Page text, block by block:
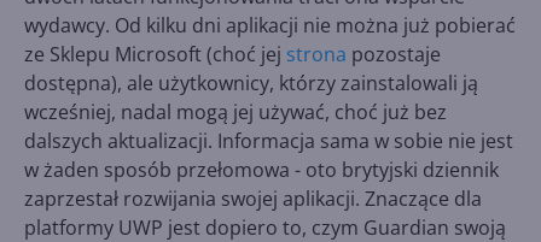
wydawcy. Od kilku dni aplikacji nie można już pobierać
ze Sklepu Microsoft (choć jej strona pozostaje
dostępna), ale użytkownicy, którzy zainstalowali ją
wcześniej, nadal mogą jej używać, choć już bez
dalszych aktualizacji. Informacja sama w sobie nie jest
w żaden sposób przełomowa - oto brytyjski dziennik
zaprzestał rozwijania swojej aplikacji. Znaczące dla
platformy UWP jest dopiero to, czym Guardian swoją